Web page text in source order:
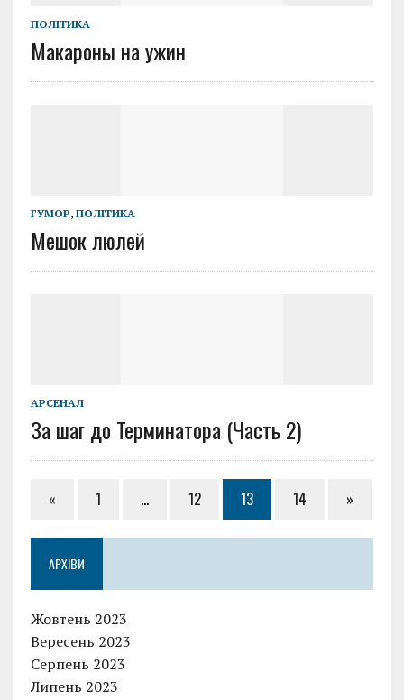
ПОЛІТИКА
Макароны на ужин
ГУМОР, ПОЛІТИКА
Мешок люлей
АРСЕНАЛ
За шаг до Терминатора (Часть 2)
« 1 … 12 13 14 »
АРХІВИ
Жовтень 2023
Вересень 2023
Серпень 2023
Липень 2023